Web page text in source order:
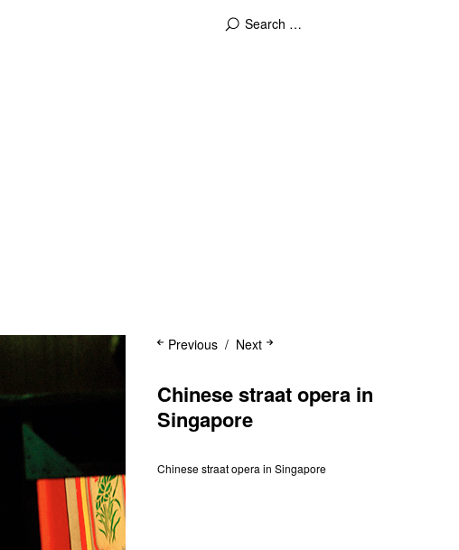
Next
Previous
Chinese straat opera in
Singapore
Chinese straat opera in Singapore